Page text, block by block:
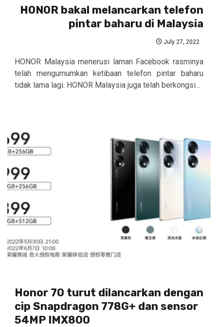
HONOR bakal melancarkan telefon
pintar baharu di Malaysia
July 27, 2022
HONOR Malaysia menerusi laman Facebook rasminya
telah mengumumkan ketibaan telefon pintar baharu
tidak lama lagi. HONOR Malaysia juga telah berkongsi...
Honor 70 turut dilancarkan dengan
cip Snapdragon 778G+ dan sensor
54MP IMX800